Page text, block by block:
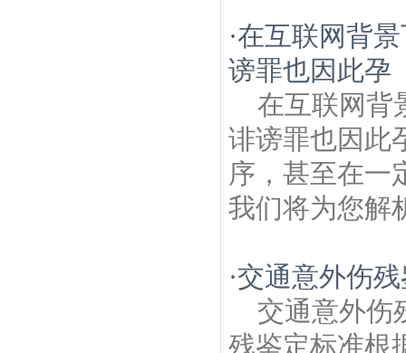
·在互联网背
谤罪也因此孕
在互联网背
诽谤罪也因此
序，甚至在一
我们将为您解
·交通意外伤
交通意外伤
残鉴定标准根